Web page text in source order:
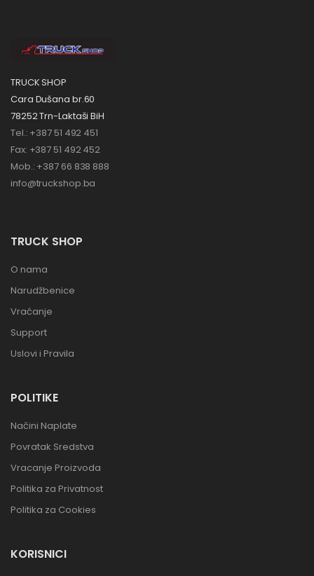
TRUCK SHOP
Cara Dušana br.60
78252 Trn-Laktaši BiH
Tel.: +387 51 492 451
Fax: +387 51 492 452
Mob.: +387 66 838 888
info@truckshop.ba
TRUCK SHOP
O nama
Narudžbenice
Vraćanje
Support
Uslovi i Pravila
POLITIKE
Načini Naplate
Povratak Sredstva
Vracanje Proizvoda
Politika za Privatnost
Politika za Cookies
KORISNICI